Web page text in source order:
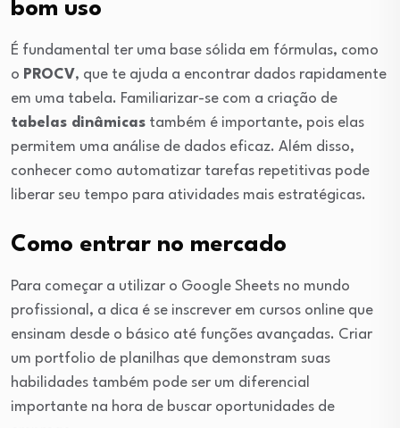
bom uso
É fundamental ter uma base sólida em fórmulas, como
o PROCV, que te ajuda a encontrar dados rapidamente
em uma tabela. Familiarizar-se com a criação de
tabelas dinâmicas também é importante, pois elas
permitem uma análise de dados eficaz. Além disso,
conhecer como automatizar tarefas repetitivas pode
liberar seu tempo para atividades mais estratégicas.
Como entrar no mercado
Para começar a utilizar o Google Sheets no mundo
profissional, a dica é se inscrever em cursos online que
ensinam desde o básico até funções avançadas. Criar
um portfolio de planilhas que demonstram suas
habilidades também pode ser um diferencial
importante na hora de buscar oportunidades de